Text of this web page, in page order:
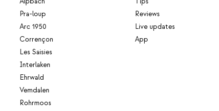
Pra-loup
Arc 1950
Corrençon
Les Saisies
Interlaken
Ehrwald
Vemdalen
Rohrmoos
Reviews
Live updates
App